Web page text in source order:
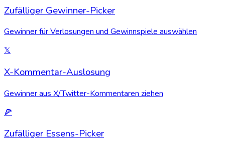
Zufälliger Gewinner-Picker
Gewinner für Verlosungen und Gewinnspiele auswählen
𝕏
X-Kommentar-Auslosung
Gewinner aus X/Twitter-Kommentaren ziehen
🍕
Zufälliger Essens-Picker